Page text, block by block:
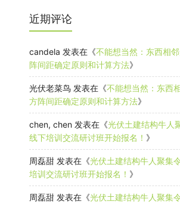
近期评论
candela 发表在《不能想当然：东西相
阵间距确定原则和计算方法》
光伏老菜鸟 发表在《不能想当然：东西
方阵间距确定原则和计算方法》
chen, chen 发表在《光伏土建结构牛人
线下培训交流研讨班开始报名！ 》
周磊甜 发表在《光伏土建结构牛人聚集
培训交流研讨班开始报名！ 》
周磊甜 发表在《光伏土建结构牛人聚集